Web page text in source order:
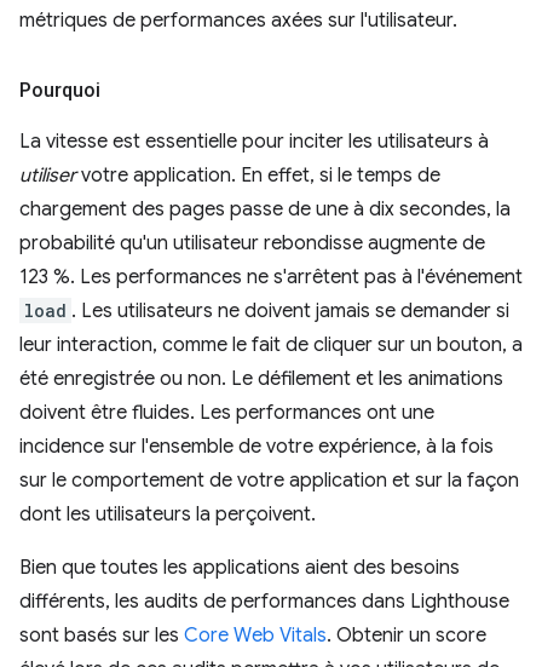
métriques de performances axées sur l'utilisateur.
Pourquoi
La vitesse est essentielle pour inciter les utilisateurs à
utiliservotre application. En effet, si le temps de
chargement des pages passe de une à dix secondes, la
probabilité qu'un utilisateur rebondisse augmente de
123 %. Les performances ne s'arrêtent pas à l'événement
load . Les utilisateurs ne doivent jamais se demander si
leur interaction, comme le fait de cliquer sur un bouton, a
été enregistrée ou non. Le défilement et les animations
doivent être fluides. Les performances ont une
incidence sur l'ensemble de votre expérience, à la fois
sur le comportement de votre application et sur la façon
dont les utilisateurs la perçoivent.
Bien que toutes les applications aient des besoins
différents, les audits de performances dans Lighthouse
sont basés sur les Core Web Vitals. Obtenir un score